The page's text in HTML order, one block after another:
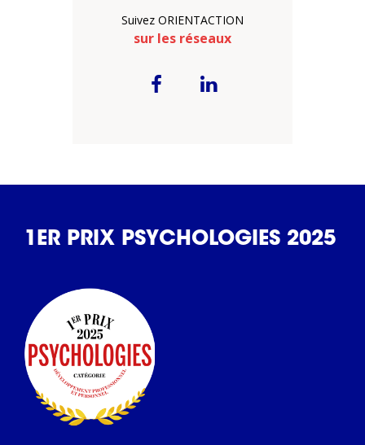
Suivez ORIENTACTION
sur les réseaux
1ER PRIX PSYCHOLOGIES 2025